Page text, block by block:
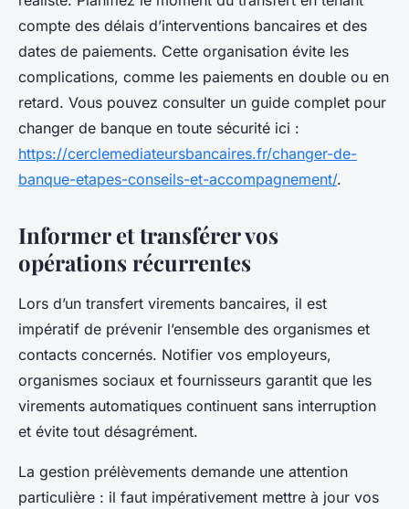
compte des délais d’interventions bancaires et des
dates de paiements. Cette organisation évite les
complications, comme les paiements en double ou en
retard. Vous pouvez consulter un guide complet pour
changer de banque en toute sécurité ici :
https://cerclemediateursbancaires.fr/changer-de-
banque-etapes-conseils-et-accompagnement/.
Informer et transférer vos
opérations récurrentes
Lors d’un transfert virements bancaires, il est
impératif de prévenir l’ensemble des organismes et
contacts concernés. Notifier vos employeurs,
organismes sociaux et fournisseurs garantit que les
virements automatiques continuent sans interruption
et évite tout désagrément.
La gestion prélèvements demande une attention
particulière : il faut impérativement mettre à jour vos